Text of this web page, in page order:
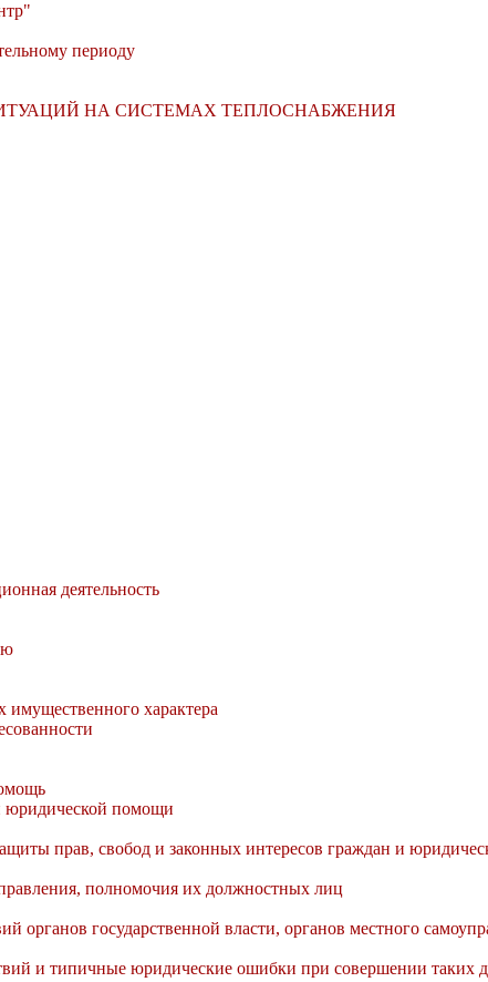
периоду
НА СИСТЕМАХ ТЕПЛОСНАБЖЕНИЯ
деятельность
имущественного характера
юридической помощи
прав, свобод и законных интересов граждан и
полномочия их должностных лиц
органов государственной власти, органов местного
и типичные юридические ошибки при совершении таких